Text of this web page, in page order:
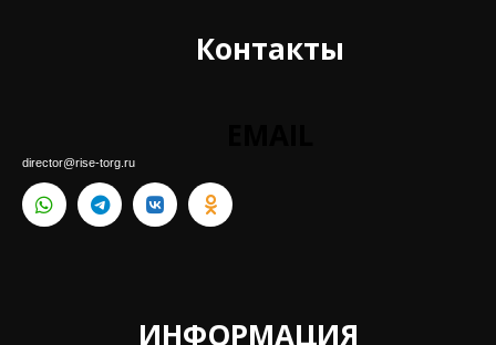
Контакты
director@rise-torg.ru
ИНФОРМАЦИЯ